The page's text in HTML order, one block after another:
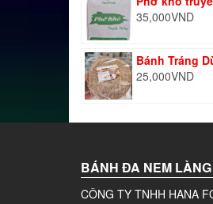
35,000VND
Bánh Tráng
25,000VND
BÁNH ĐA NEM
CÔNG TY TNHH HANA